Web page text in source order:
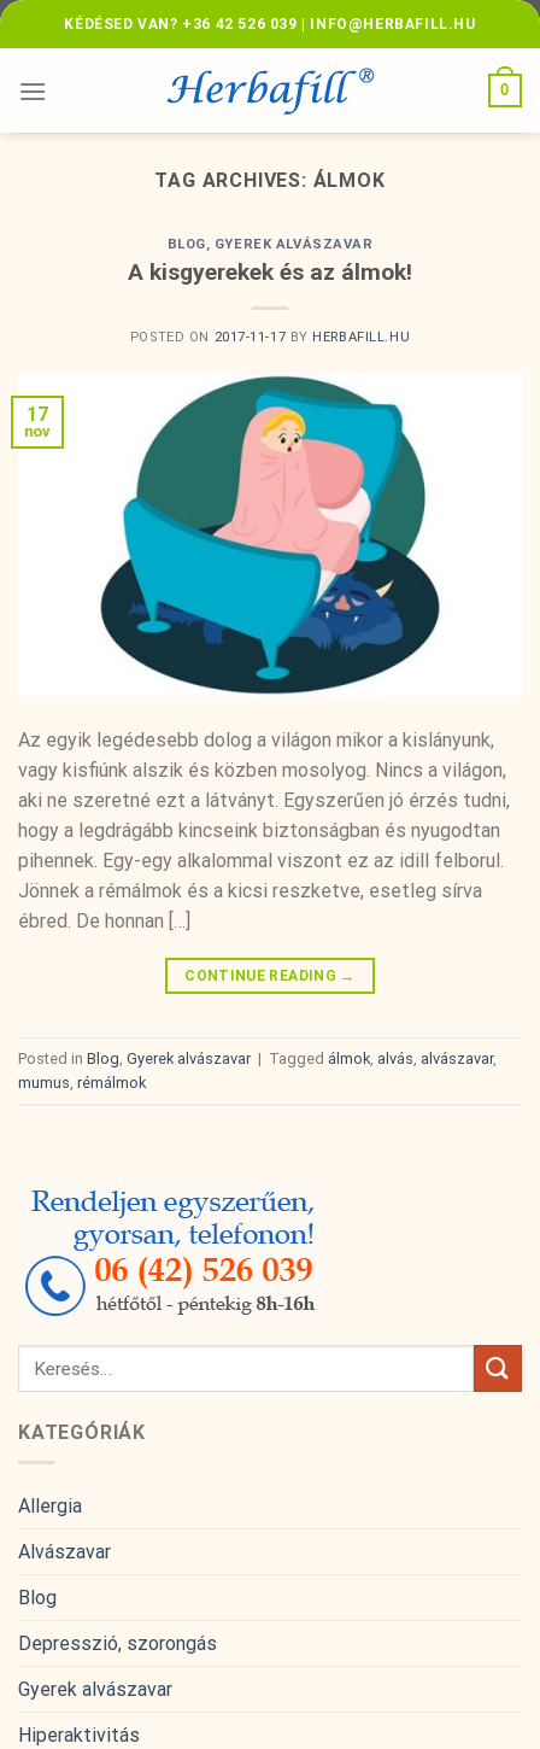
Skip
to
KÉDÉSED VAN? +36 42 526 039 | INFO@HERBAFILL.HU
0
TAG ARCHIVES: ÁLMOK
BLOG, GYEREK ALVÁSZAVAR
A kisgyerekek és az álmok!
POSTED ON 2017-11-17 BY HERBAFILL.HU
17
nov
Az egyik legédesebb dolog a világon mikor a kislányunk,
vagy kisfiúnk alszik és közben mosolyog. Nincs a világon,
aki ne szeretné ezt a látványt. Egyszerűen jó érzés tudni,
hogy a legdrágább kincseink biztonságban és nyugodtan
pihennek. Egy-egy alkalommal viszont ez az idill felborul.
Jönnek a rémálmok és a kicsi reszketve, esetleg sírva
ébred. De honnan […]
CONTINUE READING →
Posted in Blog Gyerek alvászavar | Tagged álmok alvás alvászavar,
mumus rémálmok
KATEGÓRIÁK
Allergia
Alvászavar
Blog
Depresszió, szorongás
Gyerek alvászavar
Hiperaktivitás